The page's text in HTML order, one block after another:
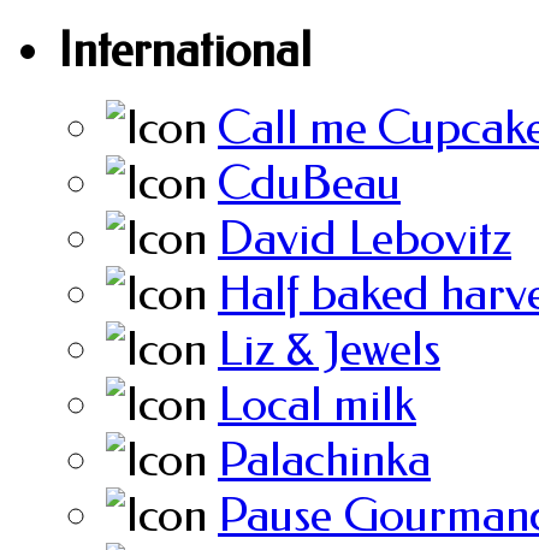
International
Call me
CduBeau
David Lebovitz
Half baked
Liz & Jewels
Local milk
Palachinka
Pause